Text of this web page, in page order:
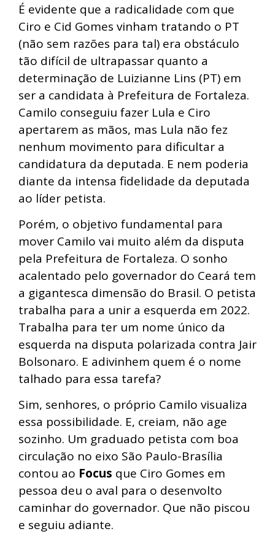
É evidente que a radicalidade com que
Ciro e Cid Gomes vinham tratando o PT
(não sem razões para tal) era obstáculo
tão difícil de ultrapassar quanto a
determinação de Luizianne Lins (PT) em
ser a candidata à Prefeitura de Fortaleza.
Camilo conseguiu fazer Lula e Ciro
apertarem as mãos, mas Lula não fez
nenhum movimento para dificultar a
candidatura da deputada. E nem poderia
diante da intensa fidelidade da deputada
ao líder petista.
Porém, o objetivo fundamental para
mover Camilo vai muito além da disputa
pela Prefeitura de Fortaleza. O sonho
acalentado pelo governador do Ceará tem
a gigantesca dimensão do Brasil. O petista
trabalha para a unir a esquerda em 2022.
Trabalha para ter um nome único da
esquerda na disputa polarizada contra Jair
Bolsonaro. E adivinhem quem é o nome
talhado para essa tarefa?
Sim, senhores, o próprio Camilo visualiza
essa possibilidade. E, creiam, não age
sozinho. Um graduado petista com boa
circulação no eixo São Paulo-Brasília
contou ao Focus que Ciro Gomes em
pessoa deu o aval para o desenvolto
caminhar do governador. Que não piscou
e seguiu adiante.